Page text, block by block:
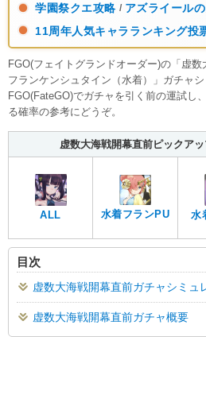
学園祭クエ攻略 / アズライール
11周年人気キャラランキング投
FGO(フェイトグランドオーダー)の「虚
フランケンシュタイン（水着）」ガチャシ
FGO(FateGO)でガチャを引く前の運試し
る確率の参考にどうぞ。
虚数大海戦開幕直前ピックア
ALL 水着フランPU 水
目次
虚数大海戦開幕直前ガチャシミュ
虚数大海戦開幕直前ガチャ概要